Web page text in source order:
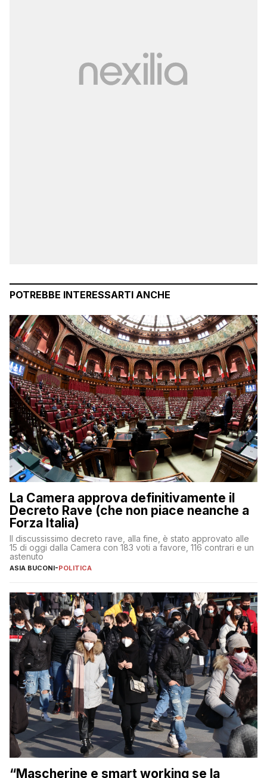
POTREBBE INTERESSARTI ANCHE
La Camera approva definitivamente il
Decreto Rave (che non piace neanche a
Forza Italia)
Il discussissimo decreto rave, alla fine, è stato approvato alle
15 di oggi dalla Camera con 183 voti a favore, 116 contrari e un
astenuto
ASIA BUCONI-POLITICA
“Mascherine e smart working se la